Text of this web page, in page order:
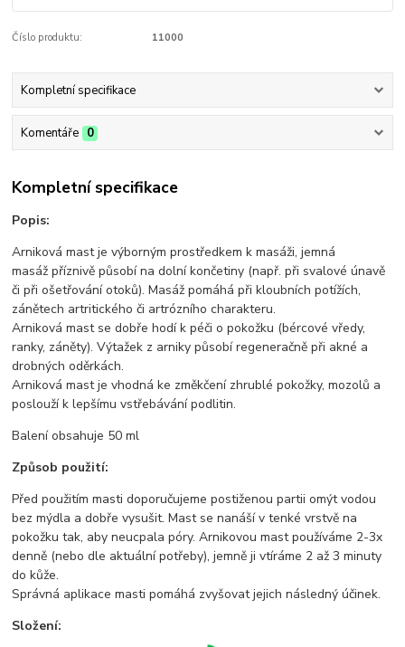
Číslo produktu: 11000
Kompletní specifikace
Komentáře 0
Kompletní specifikace
Popis:
Arniková mast je výborným prostředkem k masáži, jemná
masáž příznivě působí na dolní končetiny (např. při svalové únavě
či při ošetřování otoků). Masáž pomáhá při kloubních potížích,
zánětech artritického či artrózního charakteru.
Arniková mast se dobře hodí k péči o pokožku (bércové vředy,
ranky, záněty). Výtažek z arniky působí regeneračně při akné a
drobných oděrkách.
Arniková mast je vhodná ke změkčení zhrublé pokožky, mozolů a
poslouží k lepšímu vstřebávání podlitin.
Balení obsahuje 50 ml
Způsob použití:
Před použitím masti doporučujeme postiženou partii omýt vodou
bez mýdla a dobře vysušit. Mast se nanáší v tenké vrstvě na
pokožku tak, aby neucpala póry. Arnikovou mast používáme 2-3x
denně (nebo dle aktuální potřeby), jemně ji vtíráme 2 až 3 minuty
do kůže.
Správná aplikace masti pomáhá zvyšovat jejich následný účinek.
Složení: